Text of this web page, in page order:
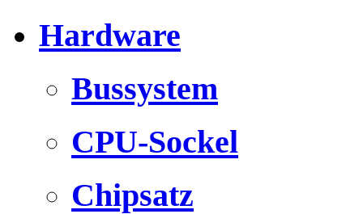
Hardware
Bussystem
CPU-Sockel
Chipsatz